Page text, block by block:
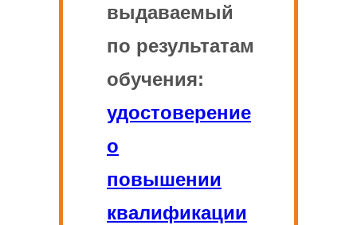
выдаваемый
по результатам
обучения:
удостоверение
о
повышении
квалификации